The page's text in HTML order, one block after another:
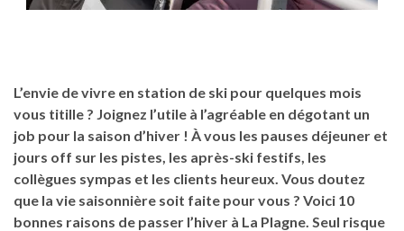
L’envie de vivre en station de ski pour quelques mois
vous titille ? Joignez l’utile à l’agréable en dégotant un
job pour la saison d’hiver ! À vous les pauses déjeuner et
jours off sur les pistes, les après-ski festifs, les
collègues sympas et les clients heureux. Vous doutez
que la vie saisonnière soit faite pour vous ? Voici 10
bonnes raisons de passer l’hiver à La Plagne. Seul risque